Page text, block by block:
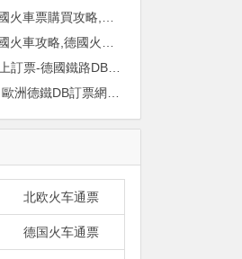
如何在德國鐵路DB網頁上訂票-德國鐵路DB網訂票攻略
北欧火车通票
德国火车通票